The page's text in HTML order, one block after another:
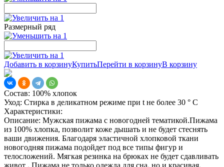
Размерный ряд
Добавить в корзинуКупитьПерейти в корзинуВ корзину
Состав: 100% хлопок
Уход: Стирка в деликатном режиме при t не более 30 ° С
Характеристики:
Описание: Мужская пижама с новогодней тематикой.Пижама
из 100% хлопка, позволит коже дышать и не будет стеснять
ваши движения. Благодаря эластичной хлопковой ткани
новогодняя пижама подойдет под все типы фигур и
телосложений. Мягкая резинка на брюках не будет сдавливать
живот . Пижама не только одежда для сна, но и красивая,